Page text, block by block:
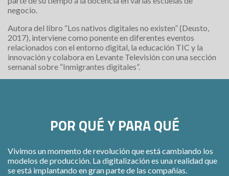
negocio.
Autora del libro “Los nativos digitales no existen” (Deusto,
2017), interviene como ponente en diferentes eventos
relacionados con el entorno digital, la educación TIC y la
innovación y colabora en Levante Televisión con una sección
semanal sobre “Inmigrantes digitales”.
POR QUÉ Y PARA QUÉ
Vivimos un momento de revolución que está cambiando los
modelos de producción. La digitalización es una realidad que
se está implantando en gran parte de las compañías.